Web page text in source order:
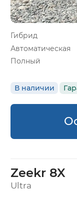
Гибрид
Автоматическая
Полный
В наличии
Zeekr 8X
Ultra